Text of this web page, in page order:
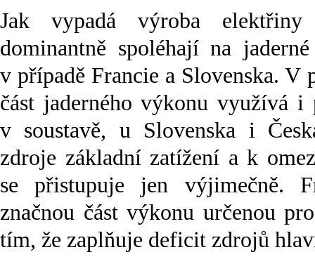
Jak vypadá výroba
dominantně spoléhají na
v případě Francie a Slovenska. V
část jaderného výkonu využívá
v soustavě, u Slovenska i
zdroje základní zatížení a k
se přistupuje jen výjimečně.
značnou část výkonu určenou
tím, že zaplňuje deficit zdrojů